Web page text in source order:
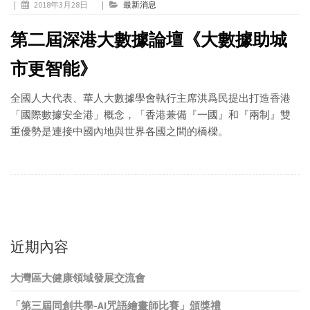
| 2018年3月28日 | 最新消息
第二屆深港大數據論壇《大數據助城
市更智能》
全國人大代表、華人大數據學會執行主席洪爲民提出打造香港
「國際數據安全港」概念，「香港兼備『一國』和『兩制』雙
重優勢是連接中國內地與世界各國之間的橋樑。
近期內容
大灣區大健康領域發展交流會
「第三屆同創共學-AI咒語繪畫師比賽」頒獎禮